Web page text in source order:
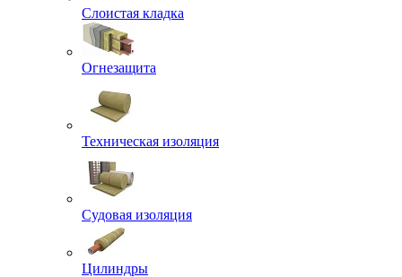
Слоистая кладка
Огнезащита
Техническая изоляция
Судовая изоляция
Цилиндры